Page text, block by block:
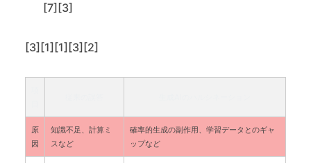
[7][3]
[3][1][1][3][2]
原
因
知識不足、計算ミ
スなど
確率的生成の副作用、学習データとのギャ
ップなど